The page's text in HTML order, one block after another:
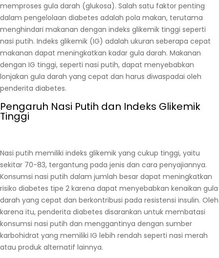
memproses gula darah (glukosa). Salah satu faktor penting
dalam pengelolaan diabetes adalah pola makan, terutama
menghindari makanan dengan indeks glikemik tinggi seperti
nasi putih. Indeks glikemik (IG) adalah ukuran seberapa cepat
makanan dapat meningkatkan kadar gula darah. Makanan
dengan IG tinggi, seperti nasi putih, dapat menyebabkan
lonjakan gula darah yang cepat dan harus diwaspadai oleh
penderita diabetes.
Pengaruh Nasi Putih dan Indeks Glikemik
Tinggi
Nasi putih memiliki indeks glikemik yang cukup tinggi, yaitu
sekitar 70-83, tergantung pada jenis dan cara penyajiannya.
Konsumsi nasi putih dalam jumlah besar dapat meningkatkan
risiko diabetes tipe 2 karena dapat menyebabkan kenaikan gula
darah yang cepat dan berkontribusi pada resistensi insulin. Oleh
karena itu, penderita diabetes disarankan untuk membatasi
konsumsi nasi putih dan menggantinya dengan sumber
karbohidrat yang memiliki IG lebih rendah seperti nasi merah
atau produk alternatif lainnya.